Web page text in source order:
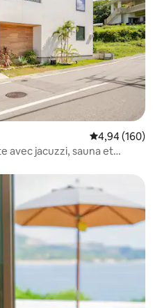
Évaluation
4,94 (160)
avec jacuzzi, sauna et